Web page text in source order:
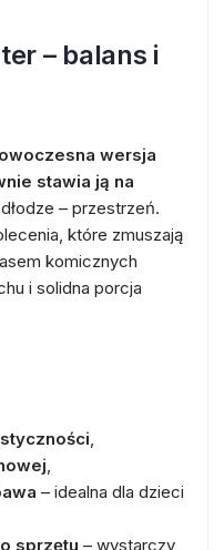
– balans i
wersja
stawia ją na
– przestrzeń.
które zmuszają
komicznych
i solidna porcja
,
,
– idealna dla dzieci
sprzętu – wystarczy